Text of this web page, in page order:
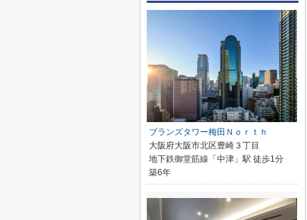
ブランズタワー梅田Ｎｏｒｔｈ
大阪府大阪市北区豊崎３丁目
地下鉄御堂筋線「中津」駅 徒歩1分
築6年